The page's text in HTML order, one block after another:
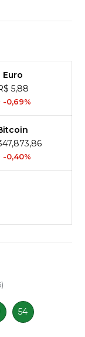
Euro
5,88
-0,69%
-0,40%
54